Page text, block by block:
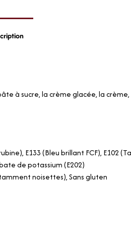
à sucre, la crème glacée, la crème,
E133 (Bleu brillant FCF), E102
de potassium (E202)
noisettes), Sans gluten